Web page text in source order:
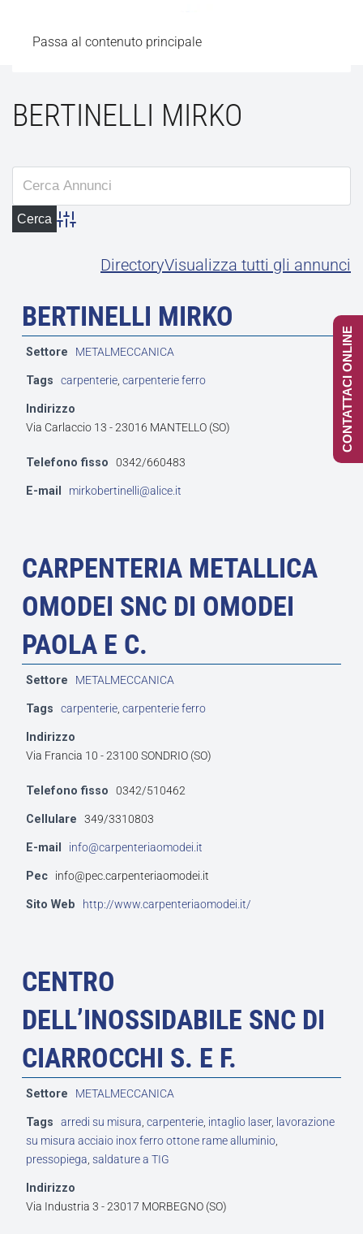
Passa al contenuto principale
BERTINELLI MIRKO
Advanced Search
DirectoryVisualizza tutti gli annunci
BERTINELLI MIRKO
Settore METALMECCANICA
Tags carpenterie, carpenterie ferro
Indirizzo
Via Carlaccio 13 - 23016 MANTELLO (SO)
Telefono fisso 0342/660483
E-mail mirkobertinelli@alice.it
CARPENTERIA METALLICA
OMODEI SNC DI OMODEI
PAOLA E C.
Settore METALMECCANICA
Tags carpenterie, carpenterie ferro
Indirizzo
Via Francia 10 - 23100 SONDRIO (SO)
Telefono fisso 0342/510462
Cellulare 349/3310803
E-mail info@carpenteriaomodei.it
Pec info@pec.carpenteriaomodei.it
Sito Web http://www.carpenteriaomodei.it/
CENTRO
DELL’INOSSIDABILE SNC DI
CIARROCCHI S. E F.
Settore METALMECCANICA
Tags arredi su misura, carpenterie, intaglio laser, lavorazione
su misura acciaio inox ferro ottone rame alluminio,
pressopiega, saldature a TIG
Indirizzo
Via Industria 3 - 23017 MORBEGNO (SO)
CONTATTACI ONLINE